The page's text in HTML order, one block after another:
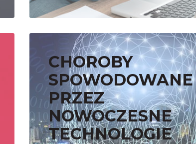
CHOROBY
SPOWODOWANE
PRZEZ
NOWOCZESNE
TECHNOLOGIE